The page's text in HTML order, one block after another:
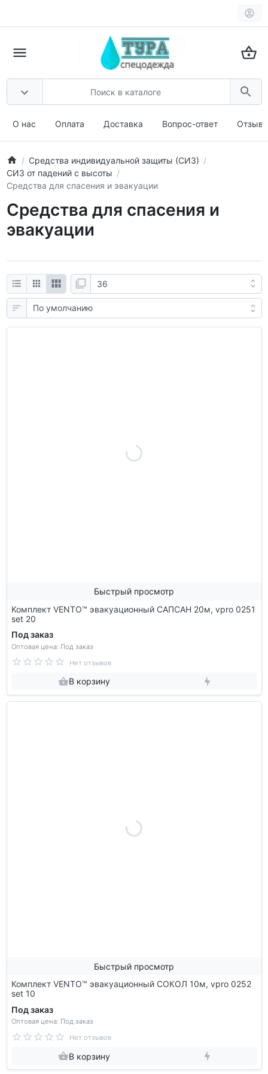
О нас Оплата Доставка Вопрос-ответ
Средства индивидуальной защиты (СИЗ)
СИЗ от падений с высоты
Средства для спасения и эвакуации
Средства для спасения и
эвакуации
Быстрый просмотр
Комплект VENTO™ эвакуационный САПСАН 20м, vpro 0251
set 20
Под заказ
Оптовая цена: Под заказ
Нет отзывов
В корзину
Быстрый просмотр
Комплект VENTO™ эвакуационный СОКОЛ 10м, vpro 0252
set 10
Под заказ
Оптовая цена: Под заказ
Нет отзывов
В корзину